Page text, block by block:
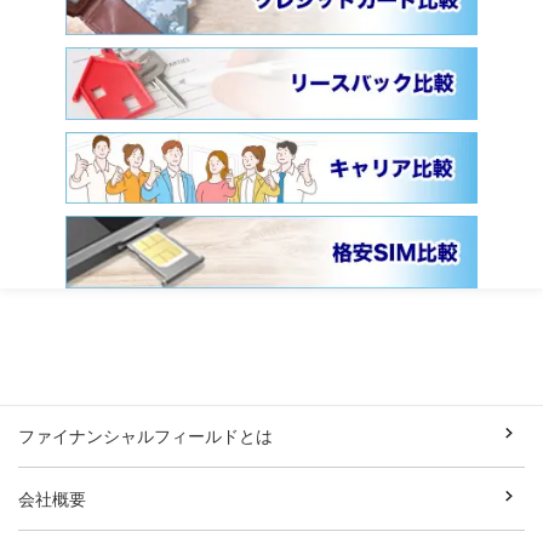
ファイナンシャルフィールドとは
会社概要